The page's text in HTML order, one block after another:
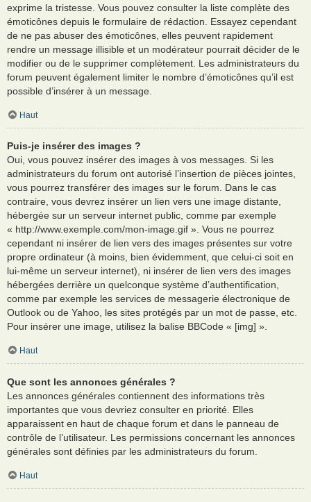
exprime la tristesse. Vous pouvez consulter la liste complète des
émoticônes depuis le formulaire de rédaction. Essayez cependant
de ne pas abuser des émoticônes, elles peuvent rapidement
rendre un message illisible et un modérateur pourrait décider de le
modifier ou de le supprimer complètement. Les administrateurs du
forum peuvent également limiter le nombre d’émoticônes qu’il est
possible d’insérer à un message.
Haut
Puis-je insérer des images ?
Oui, vous pouvez insérer des images à vos messages. Si les
administrateurs du forum ont autorisé l’insertion de pièces jointes,
vous pourrez transférer des images sur le forum. Dans le cas
contraire, vous devrez insérer un lien vers une image distante,
hébergée sur un serveur internet public, comme par exemple
« http://www.exemple.com/mon-image.gif ». Vous ne pourrez
cependant ni insérer de lien vers des images présentes sur votre
propre ordinateur (à moins, bien évidemment, que celui-ci soit en
lui-même un serveur internet), ni insérer de lien vers des images
hébergées derrière un quelconque système d’authentification,
comme par exemple les services de messagerie électronique de
Outlook ou de Yahoo, les sites protégés par un mot de passe, etc.
Pour insérer une image, utilisez la balise BBCode « [img] ».
Haut
Que sont les annonces générales ?
Les annonces générales contiennent des informations très
importantes que vous devriez consulter en priorité. Elles
apparaissent en haut de chaque forum et dans le panneau de
contrôle de l’utilisateur. Les permissions concernant les annonces
générales sont définies par les administrateurs du forum.
Haut